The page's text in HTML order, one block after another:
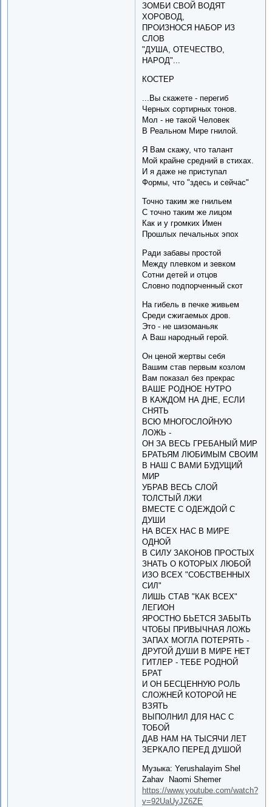
ЗОМБИ СВОЙ ВОДЯТ
ХОРОВОД,
ПРОИЗНОСЯ НАБОР ИЗ
СЛОВ
"ДУША, ОТЕЧЕСТВО,
НАРОД"...
КОСТЕР
...Вы скажете - перегиб
Черных сортирных тонов.
Мол - не такой Человек
В Реальном Мире гнилой.
Я Вам скажу, что талант
Мой крайне средний в стихах.
И я даже не приступал
Формы, что "здесь и сейчас"
Точно таким же гнильем
С точно таким же лицом
Как и у громких Имен
Прошлых печальных эпох
Ради забавы простой
Между плевком и зевком
Сотни детей и отцов
Словно подпорченный скот
На гибель в печке живьем
Среди сжигаемых дров.
Это - не шизоманьяк
А Ваш народный герой.
Он ценой жертвы себя
Вашим став первым козлом
Вам показал без прекрас
ВАШЕ РОДНОЕ НУТРО
В КАЖДОМ НА ДНЕ, ЕСЛИ
СНЯТЬ
ВСЮ МНОГОСЛОЙНУЮ
ЛОЖЬ -
ОН ЗА ВЕСЬ ГРЕБАНЫЙ МИР
БРАТЬЯМ ЛЮБИМЫМ СВОИМ
В НАШ С ВАМИ БУДУЩИЙ
МИР
УБРАВ ВЕСЬ СЛОЙ
ТОЛСТЫЙ ЛЖИ
ВМЕСТЕ С ОДЕЖДОЙ С
ДУШИ
НА ВСЕХ НАС В МИРЕ
ОДНОЙ
В СИЛУ ЗАКОНОВ ПРОСТЫХ
ЗНАТЬ О КОТОРЫХ ЛЮБОЙ
ИЗО ВСЕХ "СОБСТВЕННЫХ
СИЛ"
ЛИШЬ СТАВ "КАК ВСЕХ"
ЛЕГИОН
ЯРОСТНО БЬЕТСЯ ЗАБЫТЬ
ЧТОБЫ ПРИВЫЧНАЯ ЛОЖЬ
ЗАПАХ МОГЛА ПОТЕРЯТЬ -
ДРУГОЙ ДУШИ В МИРЕ НЕТ
ГИТЛЕР - ТЕБЕ РОДНОЙ
БРАТ
И ОН БЕСЦЕННУЮ РОЛЬ
СЛОЖНЕЙ КОТОРОЙ НЕ
ВЗЯТЬ
ВЫПОЛНИЛ ДЛЯ НАС С
ТОБОЙ
ДАВ НАМ НА ТЫСЯЧИ ЛЕТ
ЗЕРКАЛО ПЕРЕД ДУШОЙ
Музыка: Yerushalayim Shel
Zahav Naomi Shemer
https://www.youtube.com/watch?
v=92UaUyJZ6ZE